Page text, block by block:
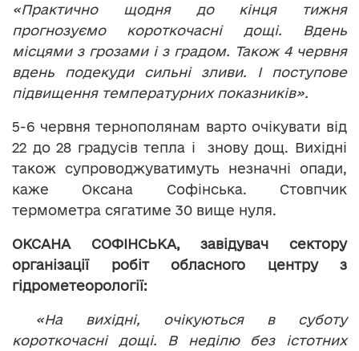
«Практично щодня до кінця тижня
прогнозуємо короткочасні дощі. Вдень
місцями з грозами і з градом. Також 4 червня
вдень подекуди сильні зливи. І поступове
підвищення температурних показників».
5-6 червня тернополянам варто очікувати від
22 до 28 градусів тепла і знову дощ. Вихідні
також супроводжуватимуть незначні опади,
каже Оксана Софінська. Стовпчик
термометра сягатиме 30 вище нуля.
ОКСАНА СОФІНСЬКА, завідувач сектору
організації робіт обласного центру з
гідрометеорології:
«На вихідні, очікуються в суботу
короткочасні дощі. В неділю без істотних